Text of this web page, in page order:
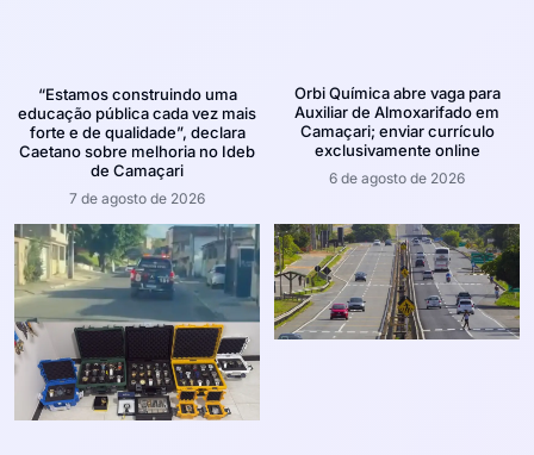
“Estamos construindo uma
educação pública cada vez mais
forte e de qualidade”, declara
Caetano sobre melhoria no Ideb
de Camaçari
7 de agosto de 2026
Orbi Química abre vaga para
Auxiliar de Almoxarifado em
Camaçari; enviar currículo
exclusivamente online
6 de agosto de 2026